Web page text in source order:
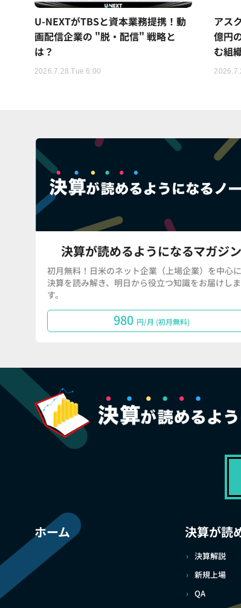
U-NEXTがTBSと資本業務提携！動
画配信企業の "脱・配信" 戦略と
は？
2026.7.28 Tue 6:00
アス
億円
む組
決算が読めるようになるマガジン
初月無料！日米のネット企業（上場企業）を中心に
決算を読み解き、明日から役立つ知識をお届けしま
す。
980 円/月 (初月無料)
ホーム 決算が読
決算解説
新規上場
QA